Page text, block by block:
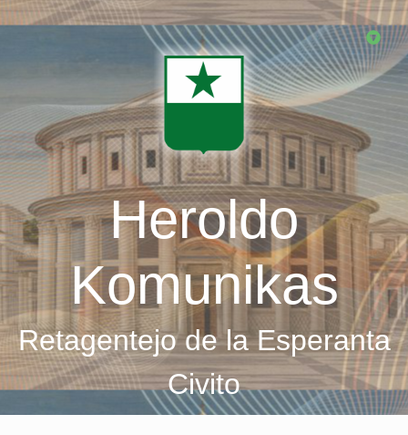
Skip
Heroldo
Komunikas
Retagentejo de la Esperanta
Civito